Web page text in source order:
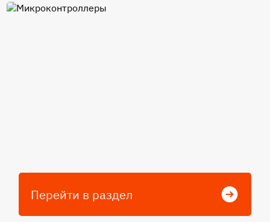
Микроконтроллеры
Перейти в раздел